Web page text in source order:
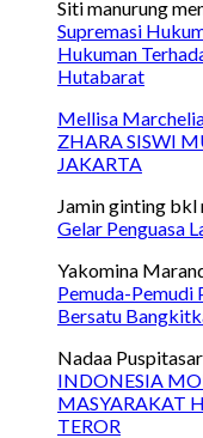
Siti manurung
Supremasi
Hukuman
Hutabarat
Mellisa
ZHARA SISWI
JAKARTA
Jamin ginting bkl
Gelar Penguasa
Yakomina
Pemuda-Pemudi
Bersatu
Nadaa
INDONESIA
MASYARAKAT
TEROR